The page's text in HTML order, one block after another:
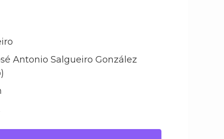
Antonio Salgueiro González
)